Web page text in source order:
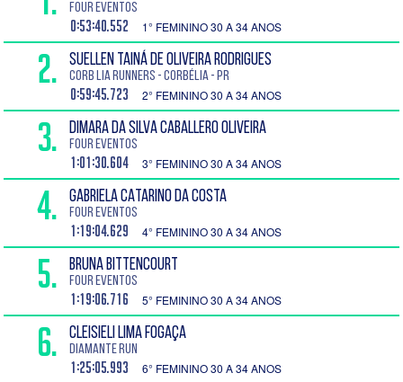
Four Eventos
0:53:40.552 1° FEMININO 30 A 34 ANOS
2. SUELLEN TAINÁ DE OLIVEIRA RODRIGUES
Corb lia Runners - Corbélia - PR
0:59:45.723 2° FEMININO 30 A 34 ANOS
3. DIMARA DA SILVA CABALLERO OLIVEIRA
Four Eventos
1:01:30.604 3° FEMININO 30 A 34 ANOS
4. GABRIELA CATARINO DA COSTA
Four Eventos
1:19:04.629 4° FEMININO 30 A 34 ANOS
5. BRUNA BITTENCOURT
Four Eventos
1:19:06.716 5° FEMININO 30 A 34 ANOS
6. CLEISIELI LIMA FOGAÇA
DIAMANTE RUN
1:25:05.993 6° FEMININO 30 A 34 ANOS